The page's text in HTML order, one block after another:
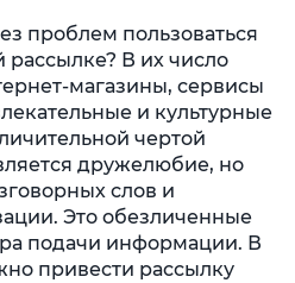
проблем пользоваться
рассылке? В их число
магазины, сервисы
и культурные
чертой
дружелюбие, но
слов и
Это обезличенные
подачи информации. В
привести рассылку